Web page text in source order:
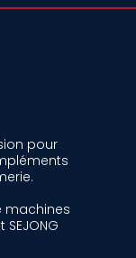
pour
machines